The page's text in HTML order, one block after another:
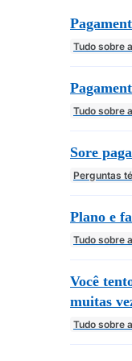
Tudo sobre
Tudo sobre
Sore
Perguntas
Plano e
Tudo sobre
Você
muitas
Tudo sobre